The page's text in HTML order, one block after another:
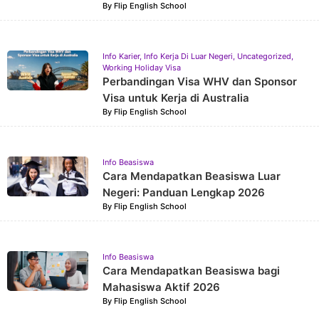
By Flip English School
Info Karier, Info Kerja Di Luar Negeri, Uncategorized,
Working Holiday Visa
Perbandingan Visa WHV dan Sponsor
Visa untuk Kerja di Australia
By Flip English School
Info Beasiswa
Cara Mendapatkan Beasiswa Luar
Negeri: Panduan Lengkap 2026
By Flip English School
Info Beasiswa
Cara Mendapatkan Beasiswa bagi
Mahasiswa Aktif 2026
By Flip English School